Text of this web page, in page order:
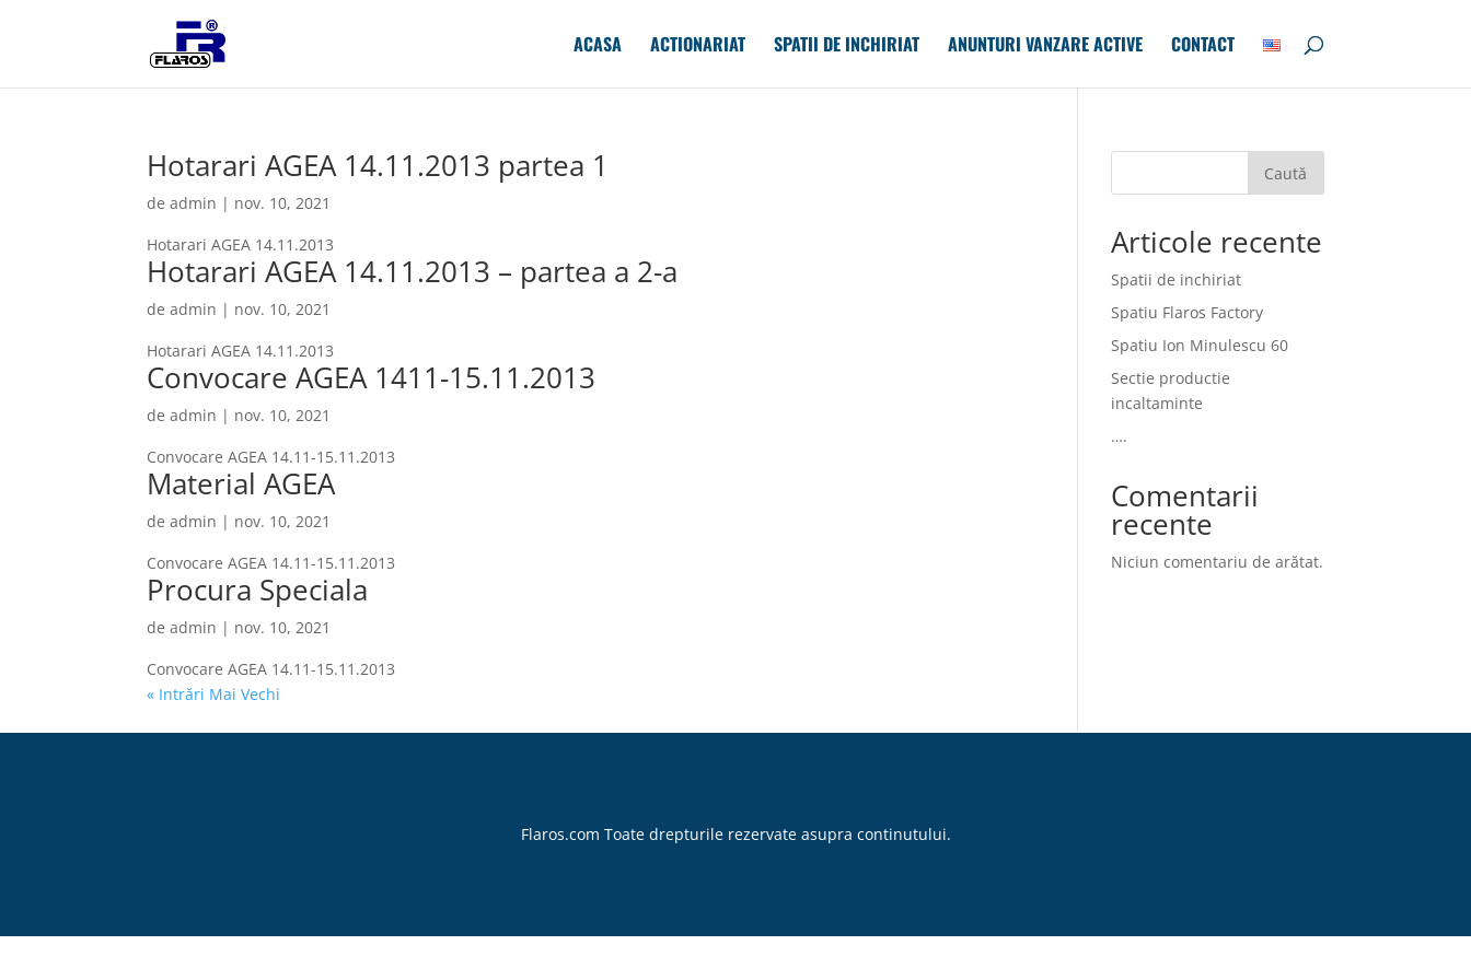
ACASA ACTIONARIAT SPATII DE INCHIRIAT ANUNTURI VANZARE ACTIVE CONTACT
Hotarari AGEA 14.11.2013 partea 1
deadmin | nov. 10, 2021
Hotarari AGEA 14.11.2013
Hotarari AGEA 14.11.2013 – partea a 2-a
deadmin | nov. 10, 2021
Hotarari AGEA 14.11.2013
Convocare AGEA 1411-15.11.2013
deadmin | nov. 10, 2021
Convocare AGEA 14.11-15.11.2013
Material AGEA
deadmin | nov. 10, 2021
Convocare AGEA 14.11-15.11.2013
Procura Speciala
deadmin | nov. 10, 2021
Convocare AGEA 14.11-15.11.2013
« Intrări Mai Vechi
Caută
Articole recente
Spatii de inchiriat
Spatiu Flaros Factory
Spatiu Ion Minulescu 60
Sectie productie
incaltaminte
….
Comentarii
recente
Niciun comentariu de arătat.
Flaros.com Toate drepturile rezervate asupra continutului.